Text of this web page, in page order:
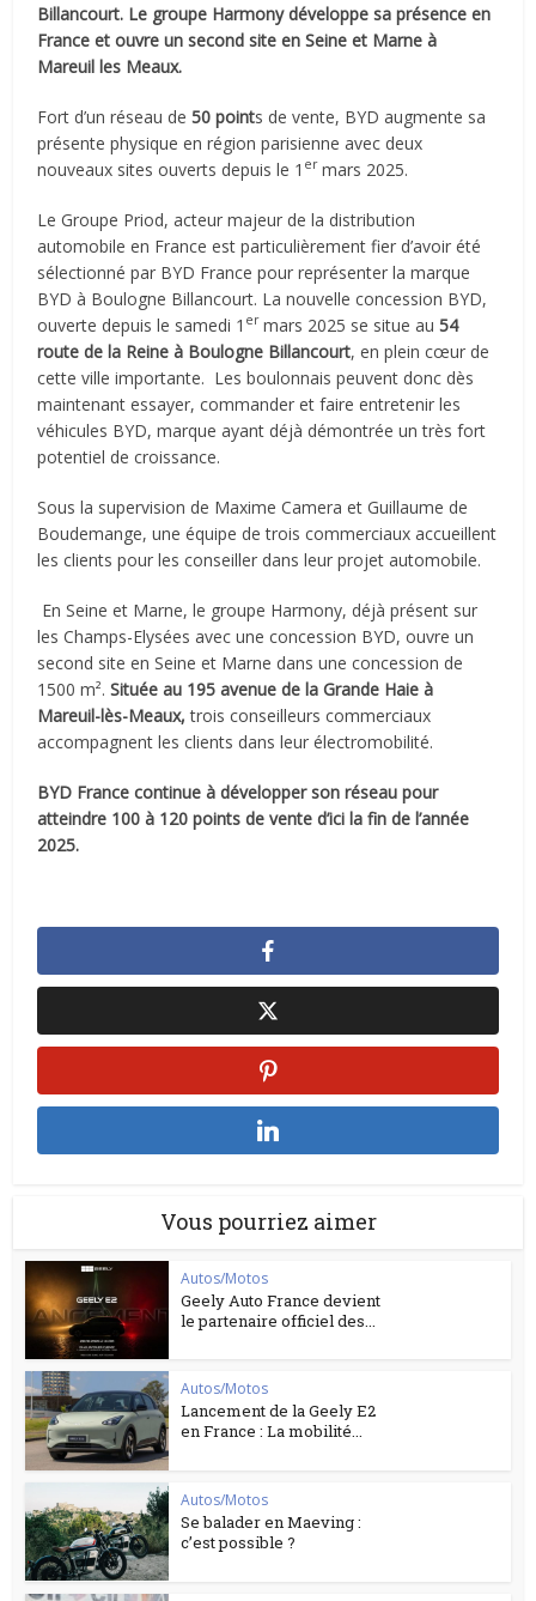
Billancourt. Le groupe Harmony développe sa présence en
France et ouvre un second site en Seine et Marne à
Mareuil les Meaux.
Fort d’un réseau de50 points de vente, BYD augmente sa
présente physique en région parisienne avec deux
nouveaux sites ouverts depuis le 1 ermars 2025.
Le Groupe Priod, acteur majeur de la distribution
automobile en France est particulièrement fier d’avoir été
sélectionné par BYD France pour représenter la marque
BYD à Boulogne Billancourt. La nouvelle concession BYD,
ouverte depuis le samedi 1 ermars 2025 se situe au 54
route de la Reine à Boulogne Billancourt, en plein cœur de
cette ville importante. Les boulonnais peuvent donc dès
maintenant essayer, commander et faire entretenir les
véhicules BYD, marque ayant déjà démontrée un très fort
potentiel de croissance.
Sous la supervision de Maxime Camera et Guillaume de
Boudemange, une équipe de trois commerciaux accueillent
les clients pour les conseiller dans leur projet automobile.
En Seine et Marne, le groupe Harmony, déjà présent sur
les Champs-Elysées avec une concession BYD, ouvre un
second site en Seine et Marne dans une concession de
1500 m².Située au 195 avenue de la Grande Haie à
Mareuil-lès-Meaux, trois conseilleurs commerciaux
accompagnent les clients dans leur électromobilité.
BYD France continue à développer son réseau pour
atteindre 100 à 120 points de vente d’ici la fin de l’année
2025.
Vous pourriez aimer
Autos/Motos
Geely Auto France devient
le partenaire officiel des...
Autos/Motos
Lancement de la Geely E2
en France : La mobilité...
Autos/Motos
Se balader en Maeving :
c’est possible ?